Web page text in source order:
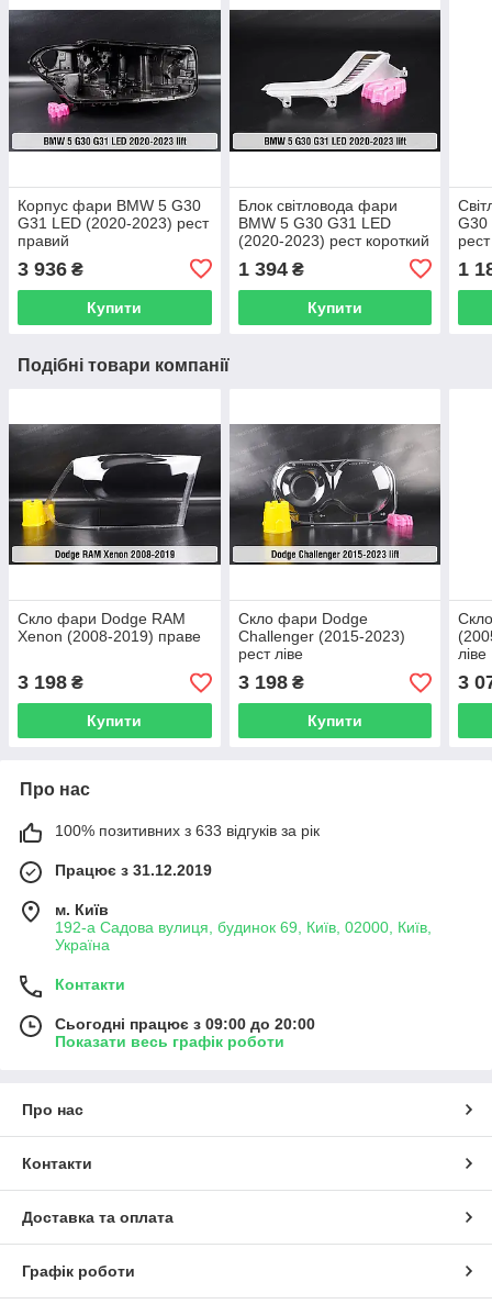
Корпус фари BMW 5 G30
G31 LED (2020-2023) рест
правий
3 936 ₴
Купити
Блок світловода фари
BMW 5 G30 G31 LED
(2020-2023) рест короткий
зовнішній Icon Light лівий
1 394₴
Купити
G30
1
Подібні товари компанії
Скло фари Dodge RAM
Xenon (2008-2019) праве
3 198 ₴
Купити
Скло фари Dodge
Challenger (2015-2023)
рест ліве
3 198₴
Купити
ліве
3
Про нас
100% позитивних з 633 відгуків за рік
Працює з 31.12.2019
м. Київ
192-а Садова вулиця, будинок 69, Київ, 02000, Київ,
Україна
Контакти
Сьогодні працює з 09:00 до 20:00
Показати весь графік роботи
Про нас
Контакти
Доставка та оплата
Графік роботи